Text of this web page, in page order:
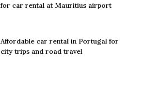
for car rental at Mauritius airport
Affordable car rental in Portugal for
city trips and road travel